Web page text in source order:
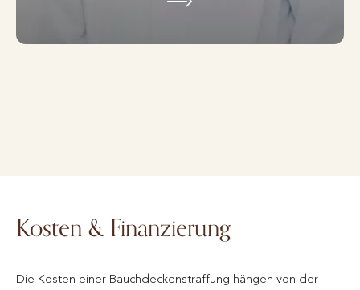
Kosten & Finanzierung
Die Kosten einer Bauchdeckenstraffung hängen von der